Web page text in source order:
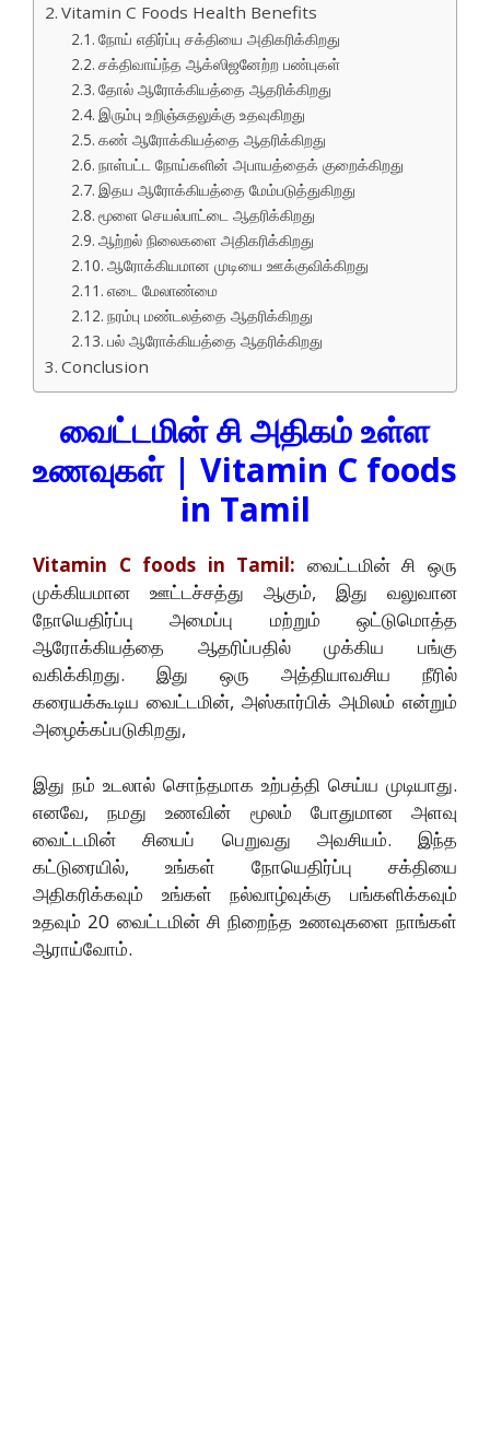
Vitamin C Foods Health Benefits
நோய் எதிர்ப்பு சக்தியை அதிகரிக்கிறது
சக்திவாய்ந்த ஆக்ஸிஜனேற்ற பண்புகள்
தோல் ஆரோக்கியத்தை ஆதரிக்கிறது
இரும்பு உறிஞ்சுதலுக்கு உதவுகிறது
கண் ஆரோக்கியத்தை ஆதரிக்கிறது
நாள்பட்ட நோய்களின் அபாயத்தைக் குறைக்கிறது
இதய ஆரோக்கியத்தை மேம்படுத்துகிறது
மூளை செயல்பாட்டை ஆதரிக்கிறது
ஆற்றல் நிலைகளை அதிகரிக்கிறது
ஆரோக்கியமான முடியை ஊக்குவிக்கிறது
எடை மேலாண்மை
நரம்பு மண்டலத்தை ஆதரிக்கிறது
பல் ஆரோக்கியத்தை ஆதரிக்கிறது
Conclusion
வைட்டமின் சி அதிகம் உள்ள
உணவுகள் | Vitamin C foods
in Tamil
Vitamin C foods in Tamil: வைட்டமின் சி ஒரு
முக்கியமான ஊட்டச்சத்து ஆகும், இது வலுவான
நோயெதிர்ப்பு அமைப்பு மற்றும் ஒட்டுமொத்த
ஆரோக்கியத்தை ஆதரிப்பதில் முக்கிய பங்கு
வகிக்கிறது. இது ஒரு அத்தியாவசிய நீரில்
கரையக்கூடிய வைட்டமின், அஸ்கார்பிக் அமிலம் என்றும்
அழைக்கப்படுகிறது,
இது நம் உடலால் சொந்தமாக உற்பத்தி செய்ய முடியாது.
எனவே, நமது உணவின் மூலம் போதுமான அளவு
வைட்டமின் சியைப் பெறுவது அவசியம். இந்த
கட்டுரையில், உங்கள் நோயெதிர்ப்பு சக்தியை
அதிகரிக்கவும் உங்கள் நல்வாழ்வுக்கு பங்களிக்கவும்
உதவும் 20 வைட்டமின் சி நிறைந்த உணவுகளை நாங்கள்
ஆராய்வோம்.